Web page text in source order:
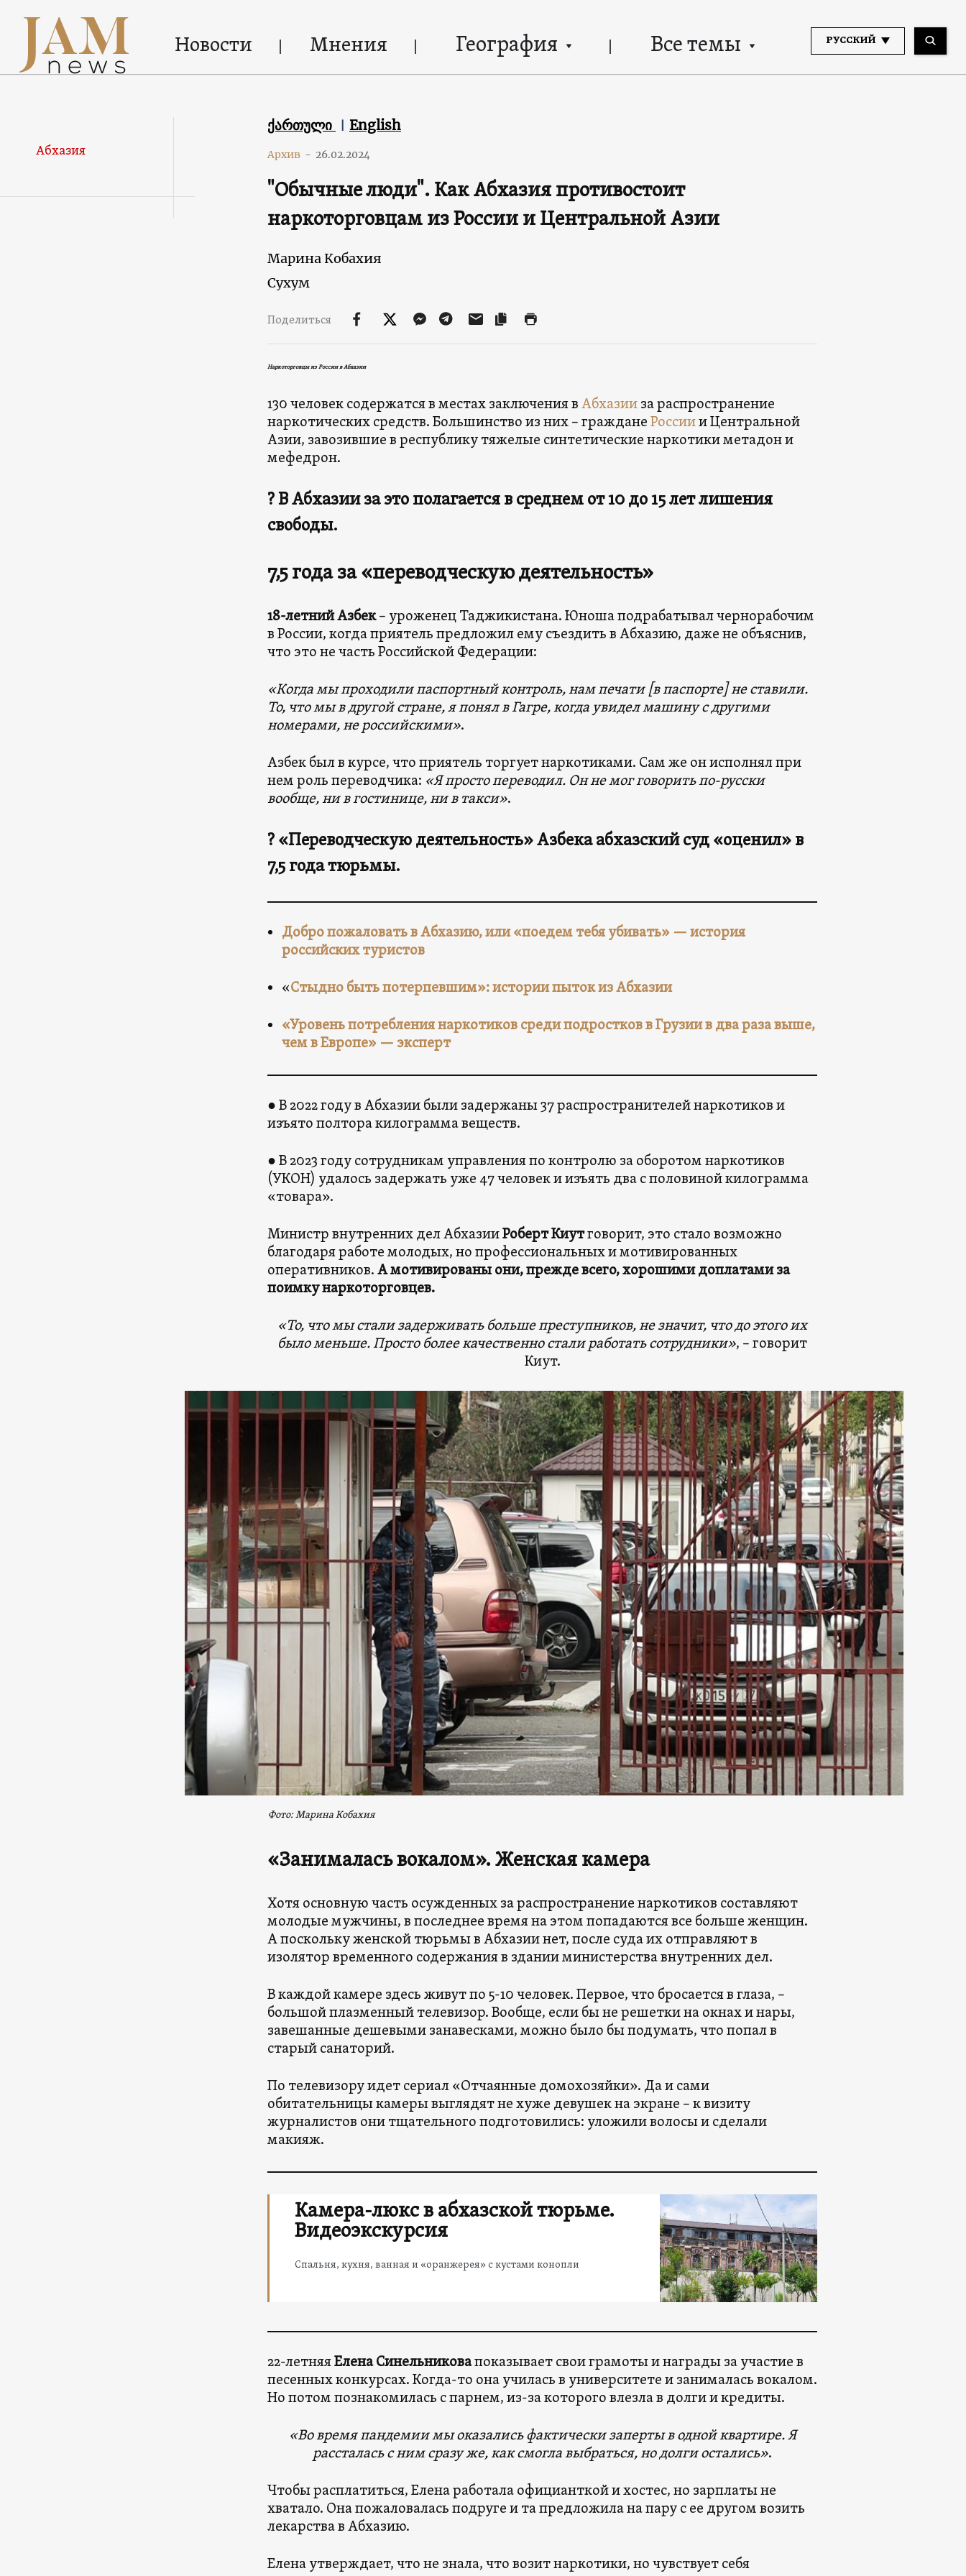
Новости Мнения География Все темы РУССКИЙ
Абхазия
ქართული English
Архив - 26.02.2024
"Обычные люди". Как Абхазия противостоит
наркоторговцам из России и Центральной Азии
Марина Кобахия
Сухум
Поделиться
Наркоторговцы из России в Абхазии
130 человек содержатся в местах заключения вАбхазииза распространение
наркотических средств. Большинство из них – гражданеРоссиии Центральной
Азии, завозившие в республику тяжелые синтетические наркотики метадон и
мефедрон.
? В Абхазии за это полагается в среднем от 10 до 15 лет лишения
свободы.
7,5 года за«переводческую деятельность»
18-летний Азбек– уроженец Таджикистана. Юноша подрабатывал чернорабочим
в России, когда приятель предложил ему съездить в Абхазию, даже не объяснив,
что это не часть Российской Федерации:
«Когда мы проходили паспортный контроль, нам печати [в паспорте] не ставили.
То, что мы в другой стране, я понял в Гагре, когда увидел машину с другими
номерами, не российскими».
Азбек был в курсе, что приятель торгует наркотиками. Сам же он исполнял при
нем роль переводчика: «Я просто переводил. Он не мог говорить по-русски
вообще, ни в гостинице, ни в такси».
? «Переводческую деятельность» Азбека абхазский суд «оценил» в
7,5 года тюрьмы.
Добро пожаловать в Абхазию, или «поедем тебя убивать» — история
российских туристов
«Стыдно быть потерпевшим»: истории пыток из Абхазии
«Уровень потребления наркотиков среди подростков в Грузии в два раза выше,
чем в Европе» — эксперт
● В 2022 году в Абхазии были задержаны 37 распространителей наркотиков и
изъято полтора килограмма веществ.
● В 2023 году сотрудникам управления по контролю за оборотом наркотиков
(УКОН) удалось задержать уже 47 человек и изъять два с половиной килограмма
«товара».
Министр внутренних дел АбхазииРоберт Киутговорит, это стало возможно
благодаря работе молодых, но профессиональных и мотивированных
оперативников.А мотивированы они, прежде всего, хорошими доплатами за
поимку наркоторговцев.
«То, что мы стали задерживать больше преступников, не значит, что до этого их
было меньше. Просто более качественно стали работать сотрудники», – говорит
Киут.
Фото: Марина Кобахия
«Занималась вокалом».Женская камера
Хотя основную часть осужденных за распространение наркотиков составляют
молодые мужчины, в последнее время на этом попадаются все больше женщин.
А поскольку женской тюрьмы в Абхазии нет, после суда их отправляют в
изолятор временного содержания в здании министерства внутренних дел.
В каждой камере здесь живут по 5-10 человек. Первое, что бросается в глаза, –
большой плазменный телевизор. Вообще, если бы не решетки на окнах и нары,
завешанные дешевыми занавесками, можно было бы подумать, что попал в
старый санаторий.
По телевизору идет сериал «Отчаянные домохозяйки». Да и сами
обитательницы камеры выглядят не хуже девушек на экране – к визиту
журналистов они тщательного подготовились: уложили волосы и сделали
макияж.
Камера-люкс в абхазской тюрьме.
Видеоэкскурсия
Спальня, кухня, ванная и «оранжерея» с кустами конопли
22-летняяЕлена Синельниковапоказывает свои грамоты и награды за участие в
песенных конкурсах. Когда-то она училась в университете и занималась вокалом.
Но потом познакомилась с парнем, из-за которого влезла в долги и кредиты.
«Во время пандемии мы оказались фактически заперты в одной квартире. Я
рассталась с ним сразу же, как смогла выбраться, но долги остались».
Чтобы расплатиться, Елена работала официанткой и хостес, но зарплаты не
хватало. Она пожаловалась подруге и та предложила на пару с ее другом возить
лекарства в Абхазию.
Елена утверждает, что не знала, что возит наркотики, но чувствует себя